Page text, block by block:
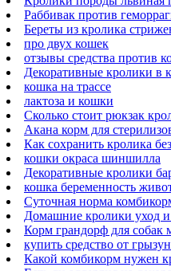
Раббивак против
Береты из кролика
про двух кошек
отзывы средства против
Декоративные кролики в
кошка на трассе
лактоза и кошки
Сколько стоит рюкзак
Акана корм для
Как сохранить кролика
кошки окраса шиншилла
Декоративные кролики
кошка беременность
Суточная норма
Домашние кролики уход и
Корм грандорф для собак
купить средство от
Какой комбикорм нужен